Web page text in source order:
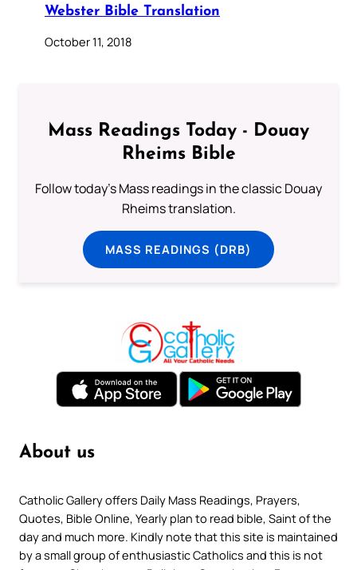
Webster Bible Translation
October 11, 2018
Mass Readings Today - Douay
Rheims Bible
Follow today's Mass readings in the classic Douay
Rheims translation.
MASS READINGS (DRB)
About us
Catholic Gallery offers Daily Mass Readings, Prayers,
Quotes, Bible Online, Yearly plan to read bible, Saint of the
day and much more. Kindly note that this site is maintained
by a small group of enthusiastic Catholics and this is not